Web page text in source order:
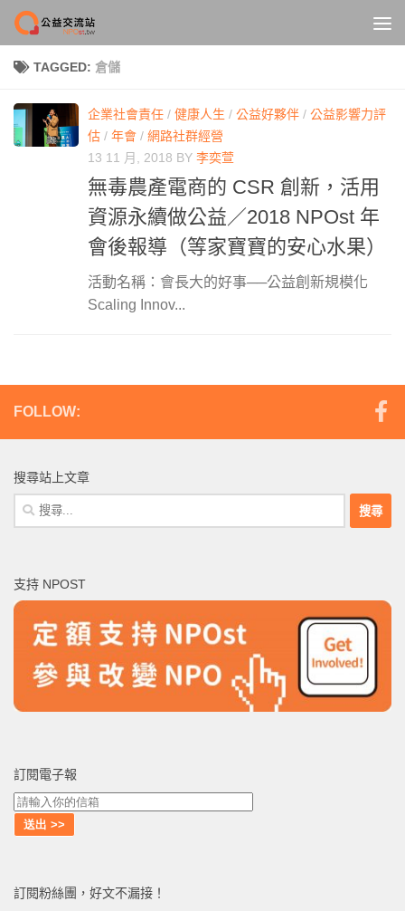
Skip to content
TAGGED: 倉儲
企業社會責任 / 健康人生 / 公益好夥伴 / 公益影響力評
估 / 年會 / 網路社群經營
13 11 月, 2018 BY 李奕萱
無毒農產電商的 CSR 創新，活用
資源永續做公益／2018 NPOst 年
會後報導（等家寶寶的安心水果）
活動名稱：會長大的好事──公益創新規模化
Scaling Innov...
FOLLOW:
搜尋站上文章
搜
尋
字:
支持 NPOST
訂閱電子報
訂閱粉絲團，好文不漏接！